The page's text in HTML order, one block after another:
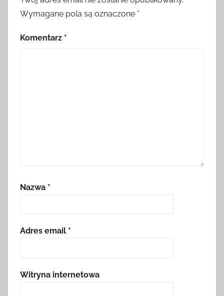
Wymagane pola są oznaczone *
Komentarz *
Nazwa *
Adres email *
Witryna internetowa